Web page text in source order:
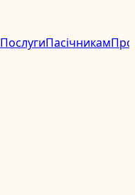
ПослугиПасічникамПро